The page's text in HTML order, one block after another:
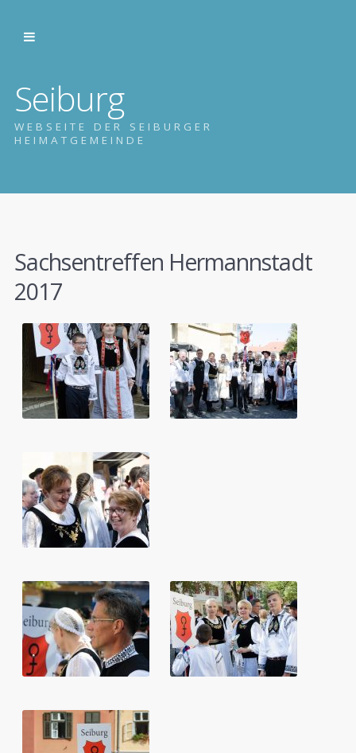
Seiburg
WEBSEITE DER SEIBURGER
HEIMATGEMEINDE
Sachsentreffen Hermannstadt
2017